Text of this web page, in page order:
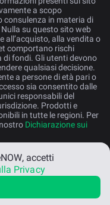
a scopo
consulenza in materia di
su questo sito web
all’acquisto, alla vendita o
comportano rischi
fondi. Gli utenti devono
qualsiasi decisione.
a persone di età pari o
sia consentito dalle
responsabili del
Prodotti e
in tutte le regioni. Per
Dichiarazione sui
accetti
Privacy